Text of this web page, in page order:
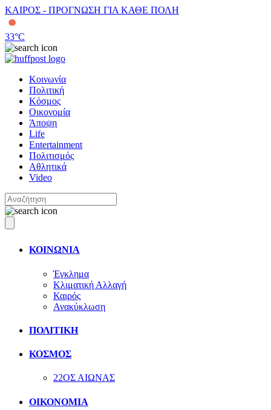
ΚΑΙΡΟΣ - ΠΡΟΓΝΩΣΗ ΓΙΑ ΚΑΘΕ ΠΟΛΗ
33°C
Κοινωνία
Πολιτική
Κόσμος
Οικονομία
Άποψη
Life
Entertainment
Πολιτισμός
Αθλητικά
Video
ΚΟΙΝΩΝΙΑ
Έγκλημα
Κλιματική Αλλαγή
Καιρός
Ανακύκλωση
ΠΟΛΙΤΙΚΗ
ΚΟΣΜΟΣ
22ΟΣ ΑΙΩΝΑΣ
ΟΙΚΟΝΟΜΙΑ